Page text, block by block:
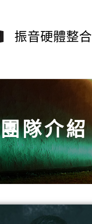
振音硬體整合
團隊介紹